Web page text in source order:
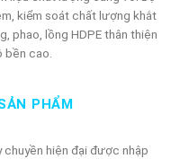
kiểm soát chất lượng khắt
phao, lồng HDPE thân thiện
cao.
PHẨM
chuyền hiện đại được nhập